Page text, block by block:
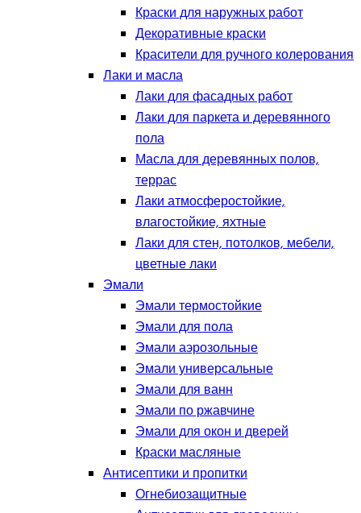
Краски для наружных работ
Декоративные краски
Красители для ручного колерования
Лаки и масла
Лаки для фасадных работ
Лаки для паркета и деревянного
пола
Масла для деревянных полов,
террас
Лаки атмосферостойкие,
влагостойкие, яхтные
Лаки для стен, потолков, мебели,
цветные лаки
Эмали
Эмали термостойкие
Эмали для пола
Эмали аэрозольные
Эмали универсальные
Эмали для ванн
Эмали по ржавчине
Эмали для окон и дверей
Краски масляные
Антисептики и пропитки
Огнебиозащитные